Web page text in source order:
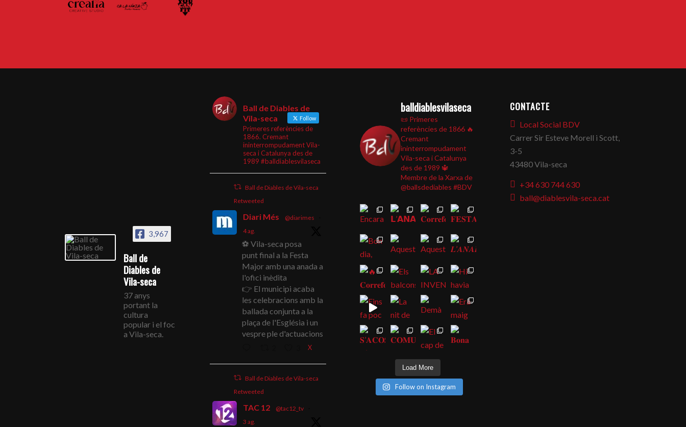
3,967
Ball de
Diables de
Vila-seca
37 anys
portant la
cultura
popular i el foc
a Vila-seca.
Ball de Diables de
Vila-seca
Follow
Primeres referències de
1866. Cremant
ininterrompudament Vila-
seca i Catalunya des de
1989 #balldiablesvilaseca
Ball de Diables de Vila-seca
Retweeted
Diari Més @diarimes
4 ag.
⚽ Vila-seca posa
punt final a la Festa
Major amb una anada a
l'ofici inèdita
👉 El municipi acaba
les celebracions amb la
ballada conjunta a la
plaça de l'Església i un
vespre ple d'actuacions
X
Ball de Diables de Vila-seca
Retweeted
TAC 12 @tac12_tv
3 ag.
balldiablesvilaseca
📜 Primeres
referències de 1866 🔥
Cremant
ininterrompudament
Vila-seca i Catalunya
des de 1989 🔱
Membre de la Xarxa de
@ballsdediables #BDV
Load More
Follow on Instagram
CONTACTE
Local Social BDV
Carrer Sir Esteve Morell i Scott,
3-5
43480 Vila-seca
+34 630 744 630
ball@diablesvila-seca.cat